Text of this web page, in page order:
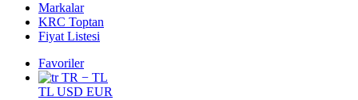
Markalar
KRC Toptan
Fiyat Listesi
Favoriler
TR − TL
TL USD EUR